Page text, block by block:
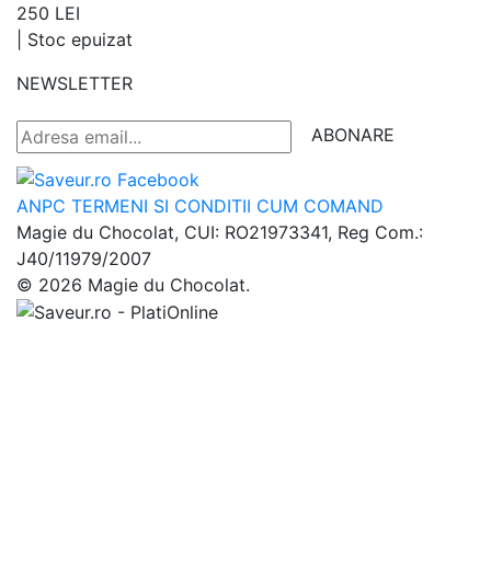
250 LEI
Stoc epuizat
NEWSLETTER
ABONARE
ANPC TERMENI SI CONDITII CUM COMAND
Magie du Chocolat, CUI: RO21973341, Reg Com.:
J40/11979/2007
© 2026 Magie du Chocolat.